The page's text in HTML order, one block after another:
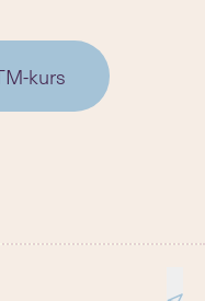
kurs